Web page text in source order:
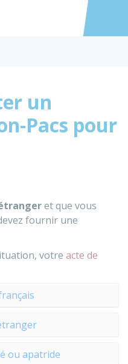
Accéder
un
Pacs pour
et que vous
fournir une
votre acte de
ou apatride